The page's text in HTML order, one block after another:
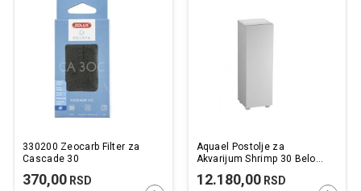
330200 Zeocarb Filter za
Cascade 30
370,00 RSD
Aquael Postolje za
Akvarijum Shrimp 30 Belo
12.180,00RSD